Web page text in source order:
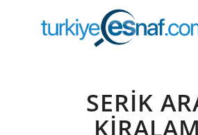
SERİK